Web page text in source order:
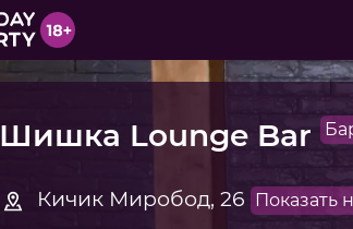
Шишка Lounge Bar
Кичик Миробод, 26 Показать